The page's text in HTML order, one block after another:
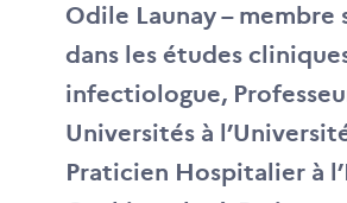
Odile Launay – membre
dans les études
infectiologue,
Universités à
Praticien Hospitalier à